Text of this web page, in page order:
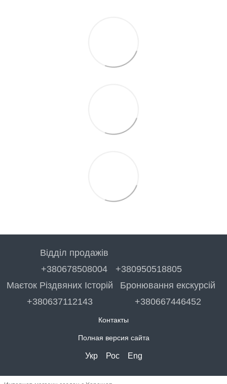
Відділ продажів
+380678508004
+380950518805
Маєток Різдвяних Історій
+380637112143
Бронювання екскурсій
+380667446452
Контакты
Полная версия сайта
Укр Рос Eng